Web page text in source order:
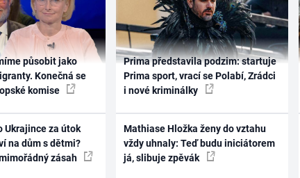
působit jako
Konečná se
komise
Ukrajince za útok
na dům s dětmi?
zásah
Prima představila podzim: startuje
Prima sport, vrací se Polabí, Zrádci
i nové kriminálky
Mathiase Hložka ženy do vztahu
vždy uhnaly: Teď budu iniciátorem
já, slibuje zpěvák